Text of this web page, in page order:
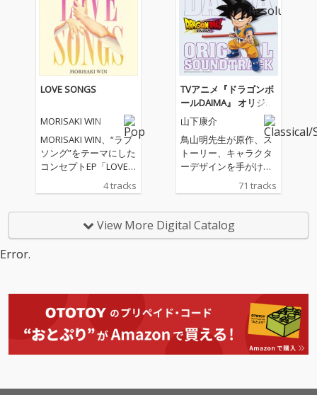
LOVE SONGS
MORISAKI WIN
MORISAKI WIN、“ラブ
ソング”をテーマにした
コンセプトEP「LOVE S
ONGS」をリリース！
森崎ウィン×向井康二(S
「（LOVE SONG）」を
控えるMORISAKI WIN
えた特別なEPのタイト
ルは「LOVE SONG
S」。かつてファンミ
ーティングで制作過程
4 tracks
TVアニメ『ドラゴンボ
ールDAIMA』 オリジナ
ル・サウンドトラック
(ORT)
山下康介
鳥山明先生が原作、ス
トーリー、キャラクタ
ーデザインを手がける
完全新作アニメシリー
ズ『ドラゴンボールDA
オリジナル・サウンド
トラックをリリース。
71 tracks
View More Digital Catalog
Error.